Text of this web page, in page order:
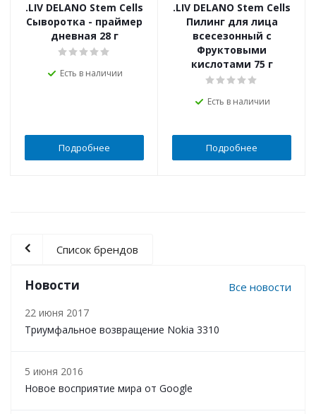
.LIV DELANO Stem Cells
Сыворотка - праймер
дневная 28 г
Есть в наличии
Подробнее
.LIV DELANO Stem Cells
Пилинг для лица
всесезонный с
Фруктовыми
кислотами 75 г
Есть в наличии
Подробнее
Список брендов
Новости Все новости
22 июня 2017
Триумфальное возвращение Nokia 3310
5 июня 2016
Новое восприятие мира от Google